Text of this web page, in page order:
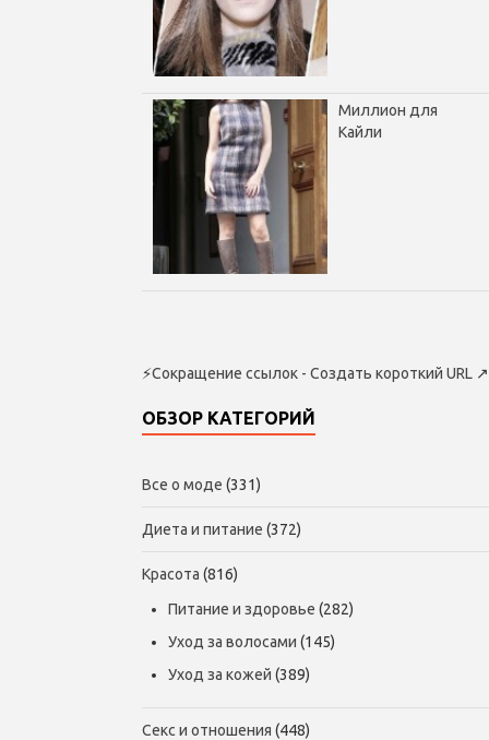
Миллион для
Кайли
⚡Сокращение ссылок - Создать короткий URL ↗
ОБЗОР КАТЕГОРИЙ
Все о моде (331)
Диета и питание (372)
Красота (816)
Питание и здоровье (282)
Уход за волосами (145)
Уход за кожей (389)
Секс и отношения (448)